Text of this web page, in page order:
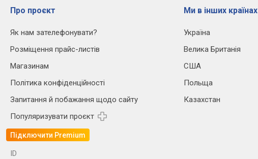
Про проєкт
Як нам зателефонувати?
Розміщення прайс-листів
Магазинам
Політика конфіденційності
Запитання й побажання щодо сайту
Популяризувати проєкт
Підключити Premium
Ми в інших країнах
Україна
Велика Британія
США
Польща
Казахстан
ID